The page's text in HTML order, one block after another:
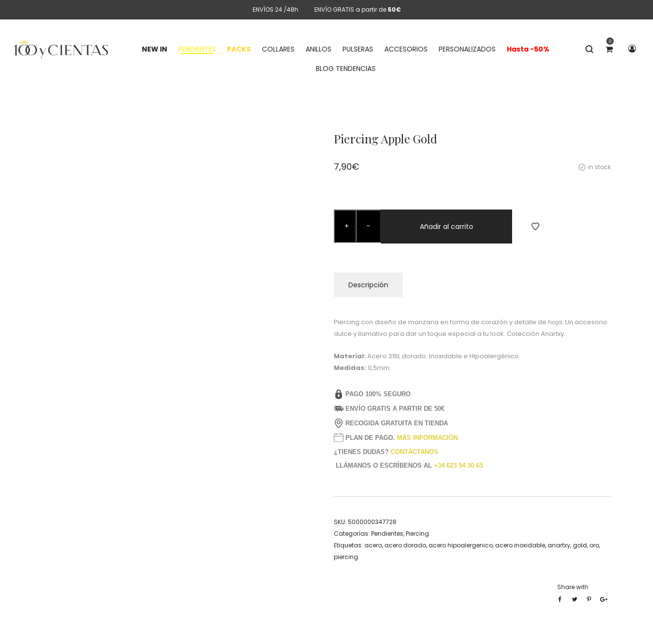
ENVÍOS 24 /48h ENVÍO GRATIS a partir de 50€
0
NEW IN PENDIENTES PACKS COLLARES ANILLOS PULSERAS ACCESORIOS PERSONALIZADOS
Hasta -50%
BLOG TENDENCIAS
Piercing Apple Gold
in stock
7,90€
+ -Apple
+ - Añadir al carrito
Descripción
Piercing con diseño de manzana en forma de corazón y detalle de hoja. Un accesorio
dulce y llamativo para dar un toque especial a tu look. Colección Anartxy.
Material: Acero 316L dorado. Inoxidable e Hipoalergénico.
Medidas: 0,5mm.
PAGO 100% SEGURO
ENVÍO GRATIS A PARTIR DE 50€
RECOGIDA GRATUITA EN TIENDA
PLAN DE PAGO. MÁS INFORMACIÓN
¿TIENES DUDAS? CONTÁCTANOS
LLÁMANOS O ESCRÍBENOS AL +34 623 54 30 65
SKU: 5000000347728
Categorías: Pendientes,Piercing
Etiquetas: acero,acero dorado,acero hipoalergenico,acero inoxidable,anartxy,gold,oro,
piercing
Share with